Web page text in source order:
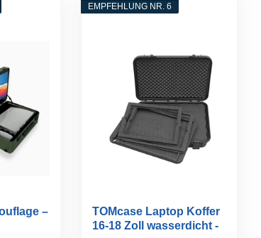
–
EMPFEHLUNG NR. 6
TOMcase Laptop Koffer
16-18 Zoll wasserdicht -